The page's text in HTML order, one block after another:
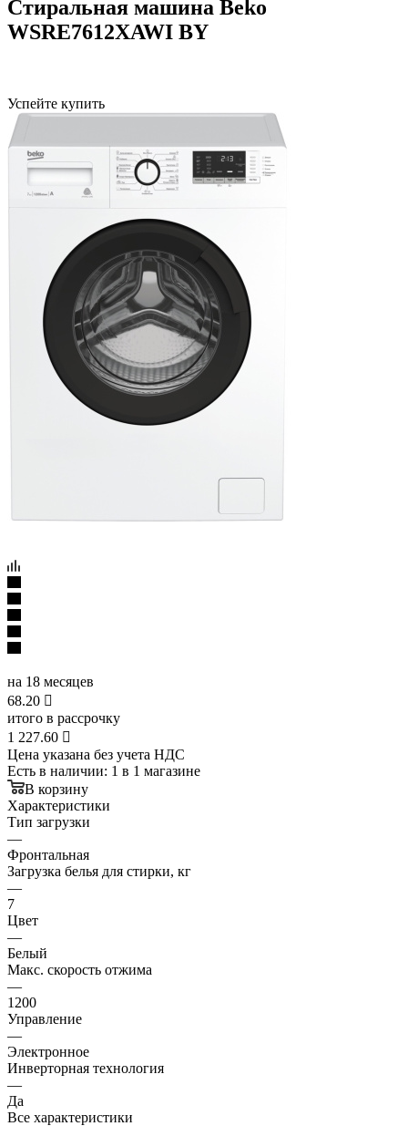
Стиральная машина Beko
WSRE7612XAWI BY
Успейте купить
на 18 месяцев
68.20 
итого в рассрочку
1 227.60 
Цена указана без учета НДС
Есть в наличии: 1 в 1 магазине
В корзину
Характеристики
Тип загрузки
—
Фронтальная
Загрузка белья для стирки, кг
—
7
Цвет
—
Белый
Макс. скорость отжима
—
1200
Управление
—
Электронное
Инверторная технология
—
Да
Все характеристики